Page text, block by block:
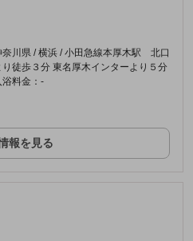
奈川県 / 横浜 / 小田急線本厚木駅 北口
り徒歩３分 東名厚木インターより５分
浴料金：-
報を見る